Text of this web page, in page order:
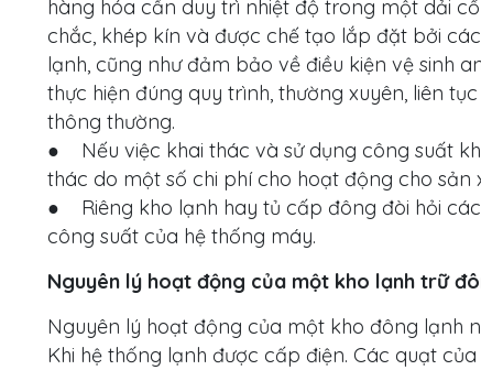
hàng hóa cần duy trì nhiệt độ trong một dải
chắc, khép kín và được chế tạo lắp đặt bởi
lạnh, cũng như đảm bảo về điều kiện vệ sinh
thực hiện đúng quy trình, thường xuyên, liên
thông thường.
● Nếu việc khai thác và sử dụng công suất
thác do một số chi phí cho hoạt động cho
● Riêng kho lạnh hay tủ cấp đông đòi hỏi
công suất của hệ thống máy.
Nguyên lý hoạt động của một kho lạnh trữ
Nguyên lý hoạt động của một kho đông lạnh
Khi hệ thống lạnh được cấp điện. Các quạt